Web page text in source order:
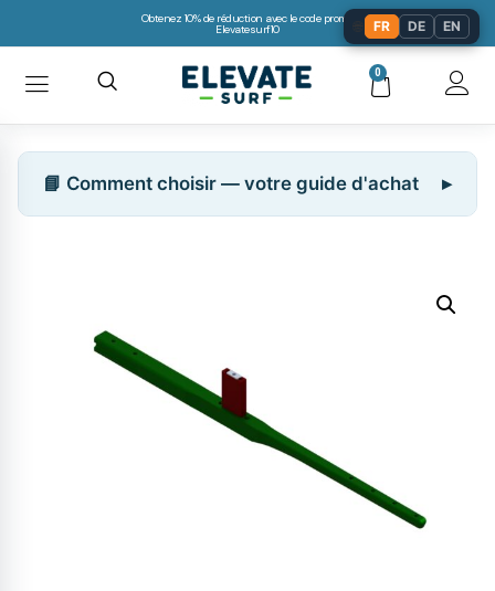
Obtenez 10% de réduction avec le code promo:
Elevatesurf10
0
📘 Comment choisir — votre guide d'achat
FR DE EN